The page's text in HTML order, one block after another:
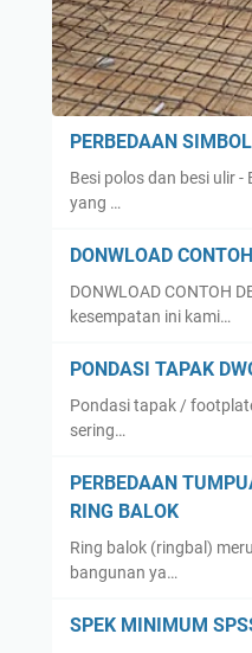
PERBEDAAN
Besi polos dan besi ulir
yang …
DONWLOAD
DONWLOAD CONTOH
kesempatan ini kami…
PONDASI TAPAK
Pondasi tapak /
sering…
PERBEDAAN
RING BALOK
Ring balok (ringbal)
bangunan ya…
SPEK MINIMUM